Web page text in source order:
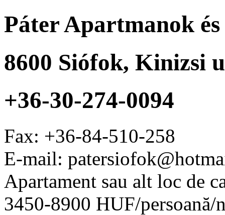
Páter Apartmanok és
8600 Siófok, Kinizsi
+36-30-274-0094
Fax: +36-84-510-258
E-mail:
Apartament sau alt loc de
3450-8900 HUF/persoană/